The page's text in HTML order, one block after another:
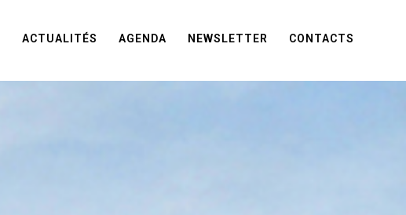
ACTUALITÉS AGENDA NEWSLETTER CONTACTS